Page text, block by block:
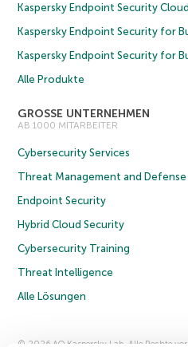
Kaspersky Endpoint Security Cloud
Kaspersky Endpoint Security for
Kaspersky Endpoint Security for
Alle Produkte
GROSSE UNTERNEHMEN
AB 1000 MITARBEITER
Cybersecurity Services
Threat Management and Defense
Endpoint Security
Hybrid Cloud Security
Cybersecurity Training
Threat Intelligence
Alle Lösungen
© 2026 AO Kaspersky Lab. Alle Rechte